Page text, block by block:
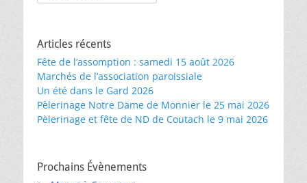
Articles récents
Fête de l’assomption : samedi 15 août 2026
Marchés de l’association paroissiale
Un été dans le Gard 2026
Pèlerinage Notre Dame de Monnier le 25 mai 2026
Pèlerinage et fête de ND de Coutach le 9 mai 2026
Prochains Évènements